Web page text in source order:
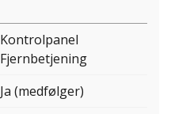
Kontrolpanel
Fjernbetjening
Ja (medfølger)